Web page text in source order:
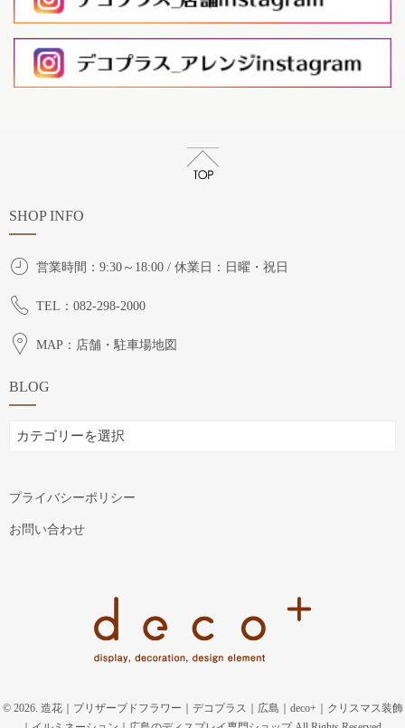
SHOP INFO
営業時間：9:30～18:00 / 休業日：日曜・祝日
TEL：082-298-2000
MAP：店舗・駐車場地図
BLOG
BLOG
プライバシーポリシー
お問い合わせ
© 2026. 造花｜プリザーブドフラワー｜デコプラス｜広島｜deco+｜クリスマス装飾